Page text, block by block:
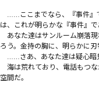
……ここまでなら、『事件』
は、これが明らかな『事件』
あなた達はサンルーム崩落
ろう。金持の胸に、明らかに
……さあ、あなた達は疑心暗
海は荒れており、電話もつ
空間だ。